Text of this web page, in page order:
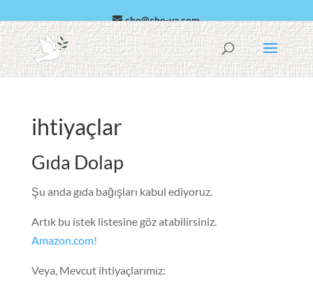
cho@cho-va.com
Arapça
Español
ihtiyaçlar
Gıda Dolap
Şu anda gıda bağışları kabul ediyoruz.
Artık bu istek listesine göz atabilirsiniz.
Amazon.com!
Veya, Mevcut ihtiyaçlarımız: